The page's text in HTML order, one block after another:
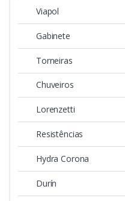
Viapol
Gabinete
Torneiras
Chuveiros
Lorenzetti
Resistências
Hydra Corona
Durín